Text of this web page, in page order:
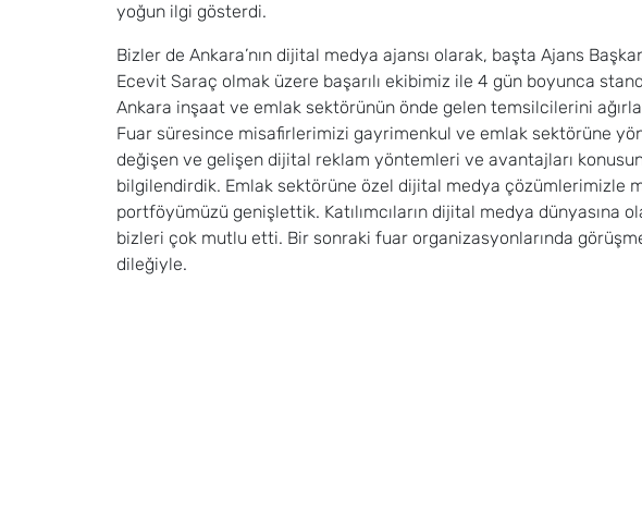
yoğun ilgi gösterdi.
Bizler de Ankara’nın dijital medya ajansı olarak, başta Ajans
Ecevit Saraç olmak üzere başarılı ekibimiz ile 4 gün boyunca
Ankara inşaat ve emlak sektörünün önde gelen temsilcilerini
Fuar süresince misafirlerimizi gayrimenkul ve emlak sektörüne
değişen ve gelişen dijital reklam yöntemleri ve avantajları
bilgilendirdik. Emlak sektörüne özel dijital medya çözümlerimizle
portföyümüzü genişlettik. Katılımcıların dijital medya dünyasına
bizleri çok mutlu etti. Bir sonraki fuar organizasyonlarında
dileğiyle.